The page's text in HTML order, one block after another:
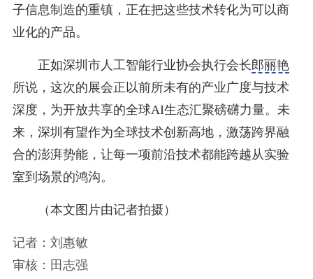
子信息制造的重镇，正在把这些技术转化为可以商
业化的产品。
正如深圳市人工智能行业协会执行会长郎丽艳
所说，这次的展会正以前所未有的产业广度与技术
深度，为开放共享的全球AI生态汇聚磅礴力量。未
来，深圳有望作为全球技术创新高地，激荡跨界融
合的澎湃势能，让每一项前沿技术都能跨越从实验
室到场景的鸿沟。
（本文图片由记者拍摄）
记者：刘惠敏
审核：田志强